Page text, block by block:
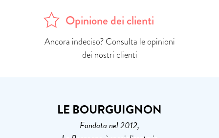
Opinione dei clienti
Ancora indeciso? Consulta le opinioni
dei nostri clienti
LE BOURGUIGNON
Fondata nel 2012,